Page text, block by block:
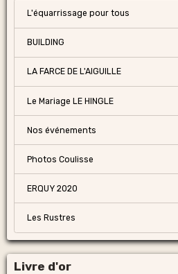
L'équarrissage pour tous
BUILDING
LA FARCE DE L'AIGUILLE
Le Mariage LE HINGLE
Nos événements
Photos Coulisse
ERQUY 2020
Les Rustres
Livre d'or